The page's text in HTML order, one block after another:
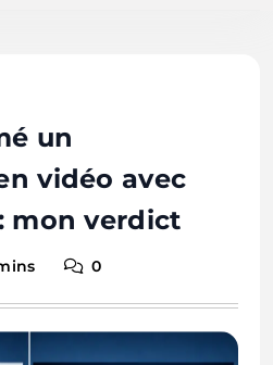
un
vidéo avec
mon verdict
0